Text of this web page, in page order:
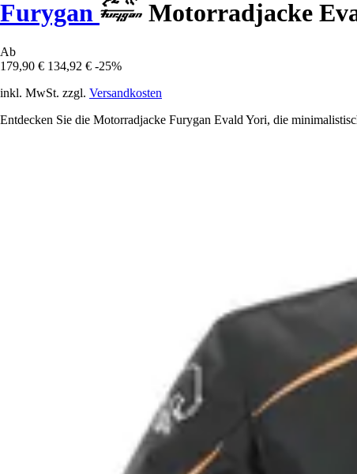
Furygan Motorradjacke
Ab
179,90 € 134,92 € -25%
inkl. MwSt. zzgl. Versandkosten
Entdecken Sie die Motorradjacke Furygan Evald Yori, die